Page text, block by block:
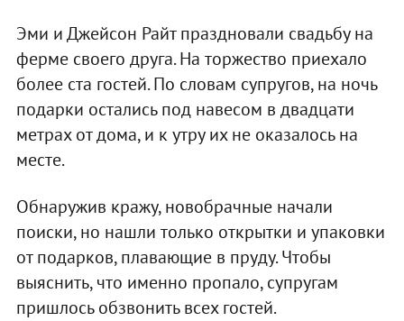
Эми и Джейсон Райт праздновали свадьбу на
ферме своего друга. На торжество приехало
более ста гостей. По словам супругов, на ночь
подарки остались под навесом в двадцати
метрах от дома, и к утру их не оказалось на
месте.
Обнаружив кражу, новобрачные начали
поиски, но нашли только открытки и упаковки
от подарков, плавающие в пруду. Чтобы
выяснить, что именно пропало, супругам
пришлось обзвонить всех гостей.